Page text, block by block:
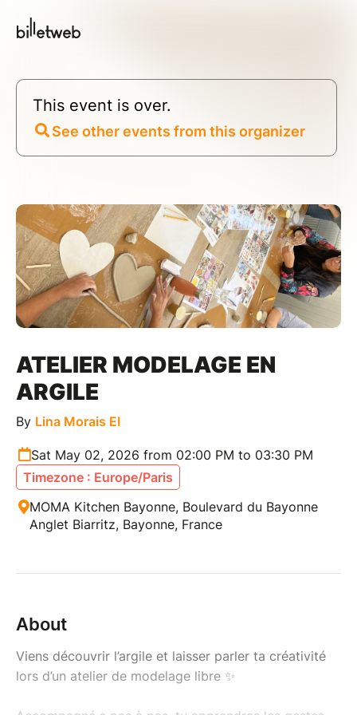
This event is over.
See other events from this organizer
ATELIER MODELAGE EN
ARGILE
By Lina Morais EI
Sat May 02, 2026 from 02:00 PM to 03:30 PM
Timezone : Europe/Paris
MOMA Kitchen Bayonne, Boulevard du Bayonne
Anglet Biarritz, Bayonne, France
About
Viens découvrir l’argile et laisser parler ta créativité
lors d’un atelier de modelage libre ✨